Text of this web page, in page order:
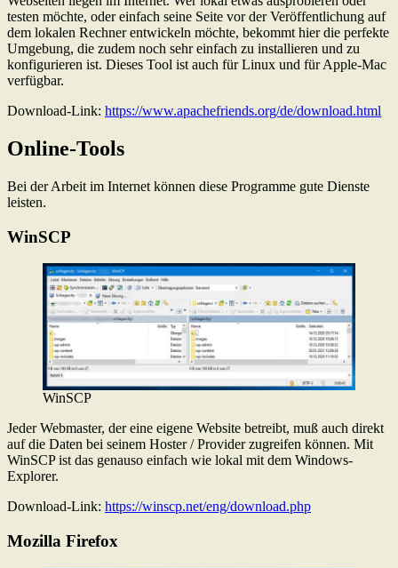
testen möchte, oder einfach seine Seite vor der Veröffentlichung auf
dem lokalen Rechner entwickeln möchte, bekommt hier die perfekte
Umgebung, die zudem noch sehr einfach zu installieren und zu
konfigurieren ist. Dieses Tool ist auch für Linux und für Apple-Mac
verfügbar.
Download-Link: https://www.apachefriends.org/de/download.html
Online-Tools
Bei der Arbeit im Internet können diese Programme gute Dienste
leisten.
WinSCP
WinSCP
Jeder Webmaster, der eine eigene Website betreibt, muß auch direkt
auf die Daten bei seinem Hoster / Provider zugreifen können. Mit
WinSCP ist das genauso einfach wie lokal mit dem Windows-
Explorer.
Download-Link: https://winscp.net/eng/download.php
Mozilla Firefox